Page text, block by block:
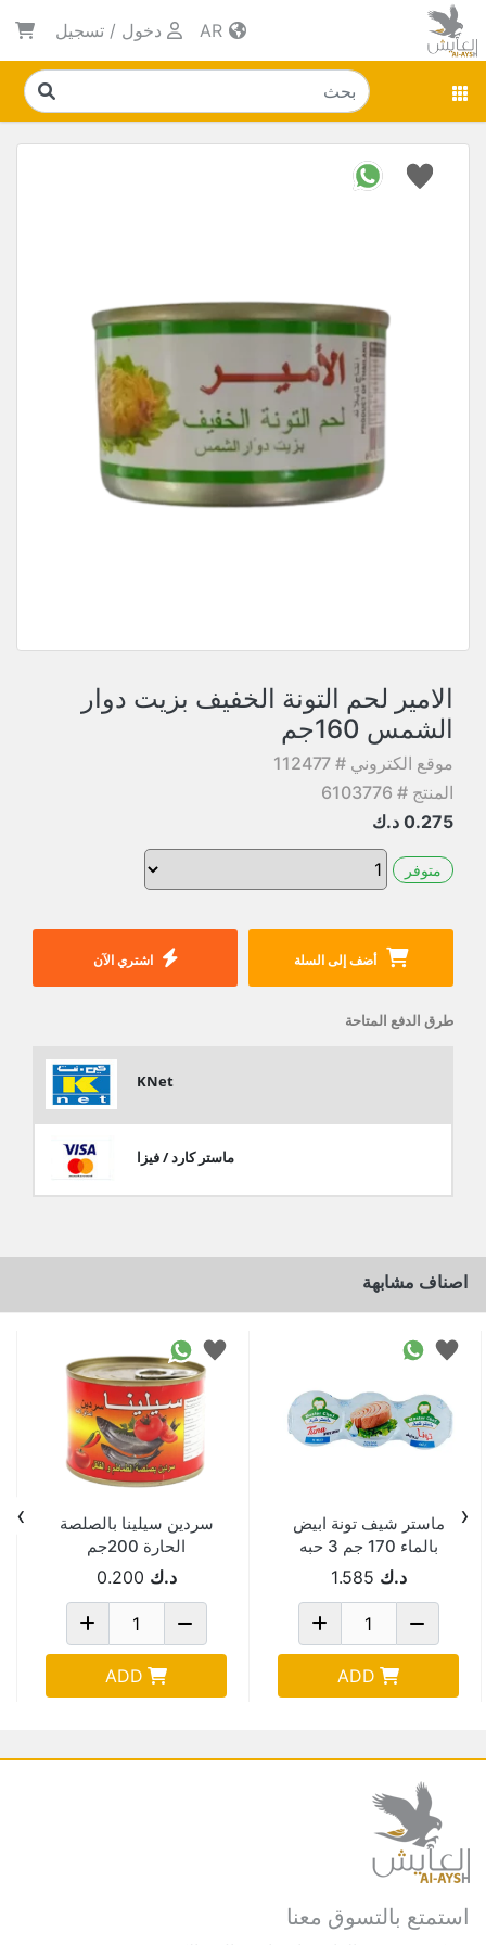
دخول / تسجيل
الامير لحم التونة الخفيف بزيت دوار
الشمس 160جم
موقع الكتروني # 112477
المنتج # 6103776
0.275 د.ك
متوفر
أضف إلى السلة اشتري الآن
طرق الدفع المتاحة
KNet
ماستر كارد / فيزا
اصناف مشابهة
ماستر شيف تونة ابيض
بالماء 170 جم 3 حبه
د.ك 1.585
ADD
سردين سيلينا بالصلصة
الحارة 200جم
د.ك 0.200
ADD
‹
›
استمتع بالتسوق معنا